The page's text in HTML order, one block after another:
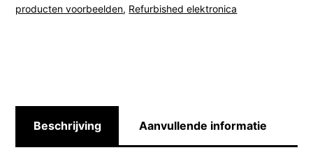
producten voorbeelden, Refurbished elektronica
Beschrijving Aanvullende informatie